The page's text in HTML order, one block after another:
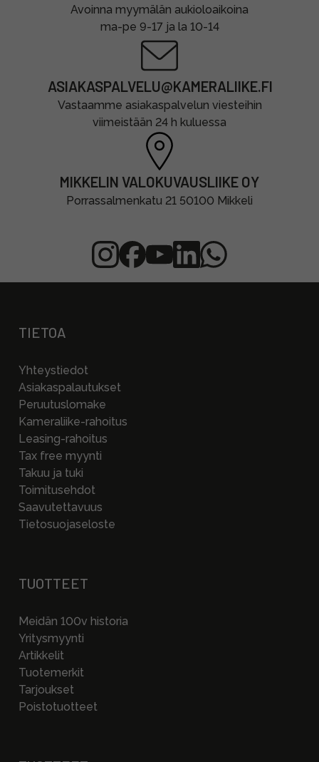
Avoinna myymälän aukioloaikoina
ma-pe 9-17 ja la 10-14
ASIAKASPALVELU@KAMERALIIKE.FI
Vastaamme asiakaspalvelun viesteihin
viimeistään 24 h kuluessa
MIKKELIN VALOKUVAUSLIIKE OY
Porrassalmenkatu 21 50100 Mikkeli
TIETOA
Yhteystiedot
Asiakaspalautukset
Peruutuslomake
Kameraliike-rahoitus
Leasing-rahoitus
Tax free myynti
Takuu ja tuki
Toimitusehdot
Saavutettavuus
Tietosuojaseloste
TUOTTEET
Meidän 100v historia
Yritysmyynti
Artikkelit
Tuotemerkit
Tarjoukset
Poistotuotteet